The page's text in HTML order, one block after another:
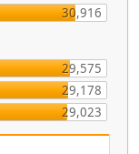
30,916
29,575
29,178
29,023